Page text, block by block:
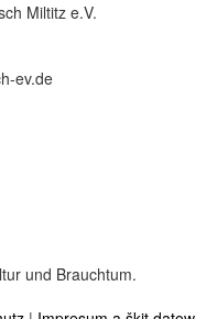
Miltitz e.V.
ev.de
und Brauchtum.